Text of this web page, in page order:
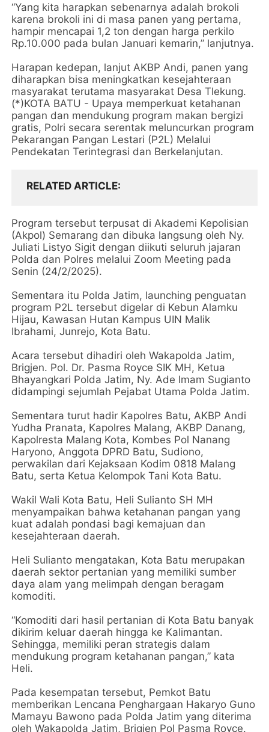
“Yang kita harapkan sebenarnya adalah brokoli
karena brokoli ini di masa panen yang pertama,
hampir mencapai 1,2 ton dengan harga perkilo
Rp.10.000 pada bulan Januari kemarin,” lanjutnya.
Harapan kedepan, lanjut AKBP Andi, panen yang
diharapkan bisa meningkatkan kesejahteraan
masyarakat terutama masyarakat Desa Tlekung.
(*)KOTA BATU - Upaya memperkuat ketahanan
pangan dan mendukung program makan bergizi
gratis, Polri secara serentak meluncurkan program
Pekarangan Pangan Lestari (P2L) Melalui
Pendekatan Terintegrasi dan Berkelanjutan.
RELATED ARTICLE
Program tersebut terpusat di Akademi Kepolisian
(Akpol) Semarang dan dibuka langsung oleh Ny.
Juliati Listyo Sigit dengan diikuti seluruh jajaran
Polda dan Polres melalui Zoom Meeting pada
Senin (24/2/2025).
Sementara itu Polda Jatim, launching penguatan
program P2L tersebut digelar di Kebun Alamku
Hijau, Kawasan Hutan Kampus UIN Malik
Ibrahami, Junrejo, Kota Batu.
Acara tersebut dihadiri oleh Wakapolda Jatim,
Brigjen. Pol. Dr. Pasma Royce SIK MH, Ketua
Bhayangkari Polda Jatim, Ny. Ade Imam Sugianto
didampingi sejumlah Pejabat Utama Polda Jatim.
Sementara turut hadir Kapolres Batu, AKBP Andi
Yudha Pranata, Kapolres Malang, AKBP Danang,
Kapolresta Malang Kota, Kombes Pol Nanang
Haryono, Anggota DPRD Batu, Sudiono,
perwakilan dari Kejaksaan Kodim 0818 Malang
Batu, serta Ketua Kelompok Tani Kota Batu.
Wakil Wali Kota Batu, Heli Sulianto SH MH
menyampaikan bahwa ketahanan pangan yang
kuat adalah pondasi bagi kemajuan dan
kesejahteraan daerah.
Heli Sulianto mengatakan, Kota Batu merupakan
daerah sektor pertanian yang memiliki sumber
daya alam yang melimpah dengan beragam
komoditi.
“Komoditi dari hasil pertanian di Kota Batu banyak
dikirim keluar daerah hingga ke Kalimantan.
Sehingga, memiliki peran strategis dalam
mendukung program ketahanan pangan,” kata
Heli.
Pada kesempatan tersebut, Pemkot Batu
memberikan Lencana Penghargaan Hakaryo Guno
Mamayu Bawono pada Polda Jatim yang diterima
oleh Wakapolda Jatim, Brigjen Pol Pasma Royce.